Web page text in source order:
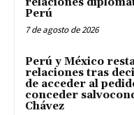
Perú
7 de agosto de 2026
Perú y México
relaciones tras
de acceder al
conceder
Chávez